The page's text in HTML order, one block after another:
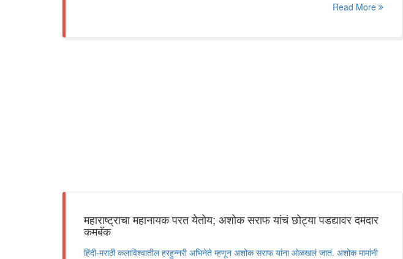
Read More
महाराष्ट्राचा महानायक परत येतोय; अशोक सराफ यांचं छोट्या पडद्यावर दमदार
कमबॅक
हिंदी-मराठी कलाविश्वातील हरहुन्नरी अभिनेते म्हणून अशोक सराफ यांना ओळखलं जातं. अशोक मामांनी